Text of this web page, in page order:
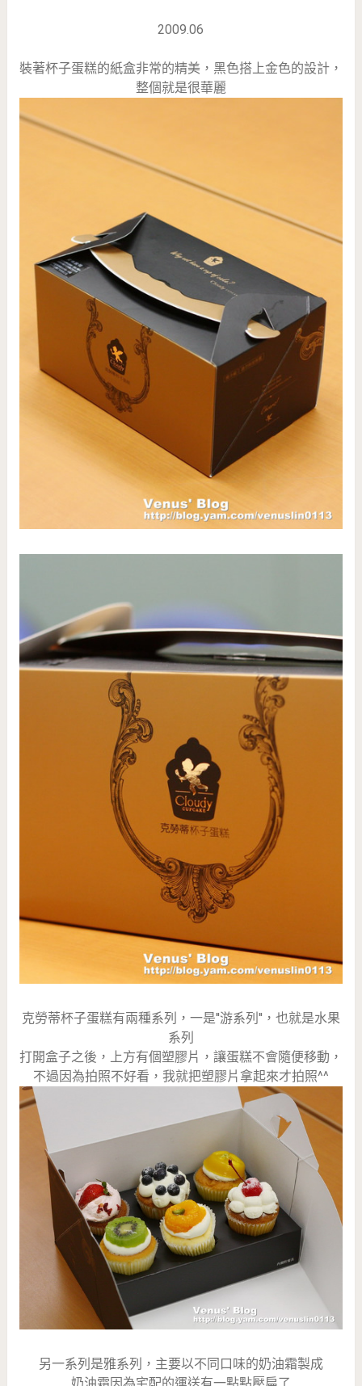
2009.06
裝著杯子蛋糕的紙盒非常的精美，黑色搭上金色的設計，
整個就是很華麗
克勞蒂杯子蛋糕有兩種系列，一是''游系列''，也就是水果
系列
打開盒子之後，上方有個塑膠片，讓蛋糕不會隨便移動，
不過因為拍照不好看，我就把塑膠片拿起來才拍照^^
另一系列是雅系列，主要以不同口味的奶油霜製成
奶油霜因為宅配的運送有一點點壓扁了